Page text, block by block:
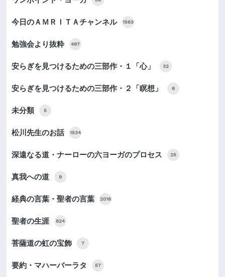
今日のＡＭＲＩＴＡチャンネル 1563
勉強会より抜粋 487
安らぎを見つけるための三部作・１「心」 32
安らぎを見つけるための三部作・２「瞑想」 6
未分類 5
松川先生のお話 1534
深遠なる道・ナーローの六ヨーガのプロセス 25
真我への道 9
経典の言葉・聖者の言葉 2016
聖者の生涯 824
菩薩道の虹の宝飾 7
要約・マハーバーラタ 57